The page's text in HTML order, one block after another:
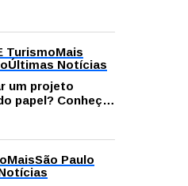
sábado com
TurismoMais
Últimas Notícias
um projeto
papel? Conheça
editais
MaisSão Paulo